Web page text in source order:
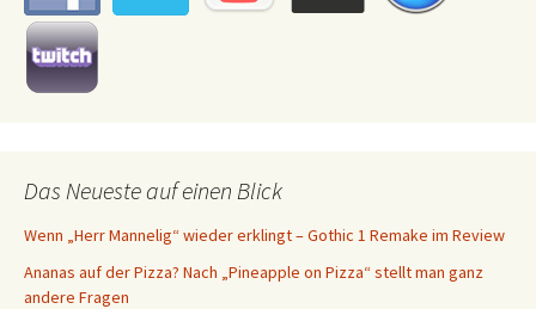
Das Neueste auf einen Blick
Wenn „Herr Mannelig“ wieder erklingt – Gothic 1 Remake im Review
Ananas auf der Pizza? Nach „Pineapple on Pizza“ stellt man ganz
andere Fragen